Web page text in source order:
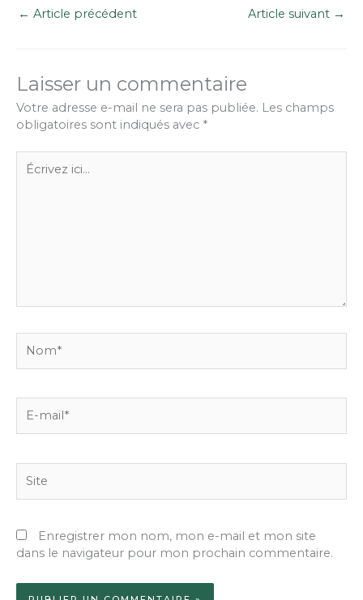
← Article précédent Article suivant →
Laisser un commentaire
Votre adresse e-mail ne sera pas publiée. Les champs
obligatoires sont indiqués avec *
Écrivez
ici…
mail*
Enregistrer mon nom, mon e-mail et mon site
dans le navigateur pour mon prochain commentaire.